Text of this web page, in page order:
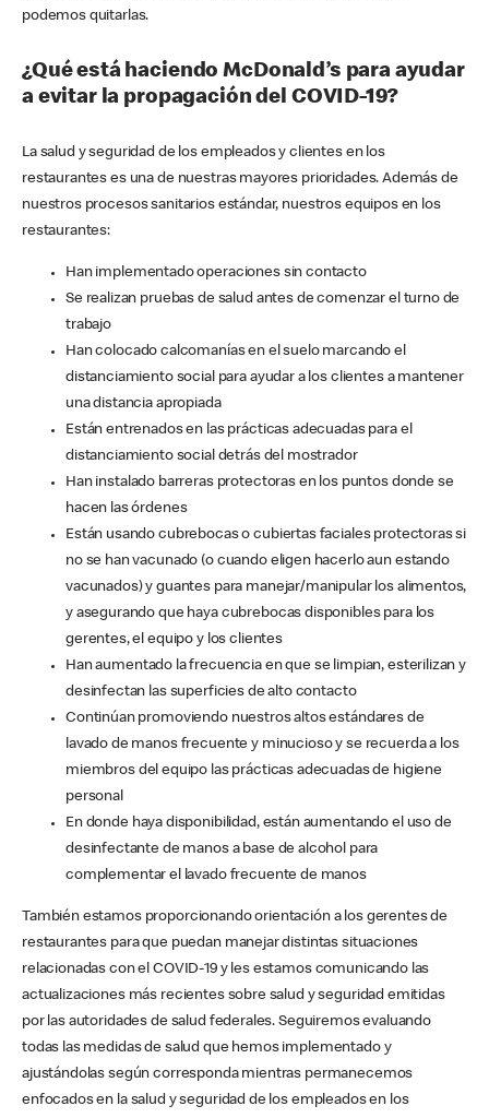
podemos quitarlas.
¿Qué está haciendo McDonald’s para ayudar
a evitar la propagación del COVID-19?
La salud y seguridad de los empleados y clientes en los
restaurantes es una de nuestras mayores prioridades. Además de
nuestros procesos sanitarios estándar, nuestros equipos en los
restaurantes:
Han implementado operaciones sin contacto
Se realizan pruebas de salud antes de comenzar el turno de
trabajo
Han colocado calcomanías en el suelo marcando el
distanciamiento social para ayudar a los clientes a mantener
una distancia apropiada
Están entrenados en las prácticas adecuadas para el
distanciamiento social detrás del mostrador
Han instalado barreras protectoras en los puntos donde se
hacen las órdenes
Están usando cubrebocas o cubiertas faciales protectoras si
no se han vacunado (o cuando eligen hacerlo aun estando
vacunados) y guantes para manejar/manipular los alimentos,
y asegurando que haya cubrebocas disponibles para los
gerentes, el equipo y los clientes
Han aumentado la frecuencia en que se limpian, esterilizan y
desinfectan las superficies de alto contacto
Continúan promoviendo nuestros altos estándares de
lavado de manos frecuente y minucioso y se recuerda a los
miembros del equipo las prácticas adecuadas de higiene
personal
En donde haya disponibilidad, están aumentando el uso de
desinfectante de manos a base de alcohol para
complementar el lavado frecuente de manos
También estamos proporcionando orientación a los gerentes de
restaurantes para que puedan manejar distintas situaciones
relacionadas con el COVID-19 y les estamos comunicando las
actualizaciones más recientes sobre salud y seguridad emitidas
por las autoridades de salud federales. Seguiremos evaluando
todas las medidas de salud que hemos implementado y
ajustándolas según corresponda mientras permanecemos
enfocados en la salud y seguridad de los empleados en los